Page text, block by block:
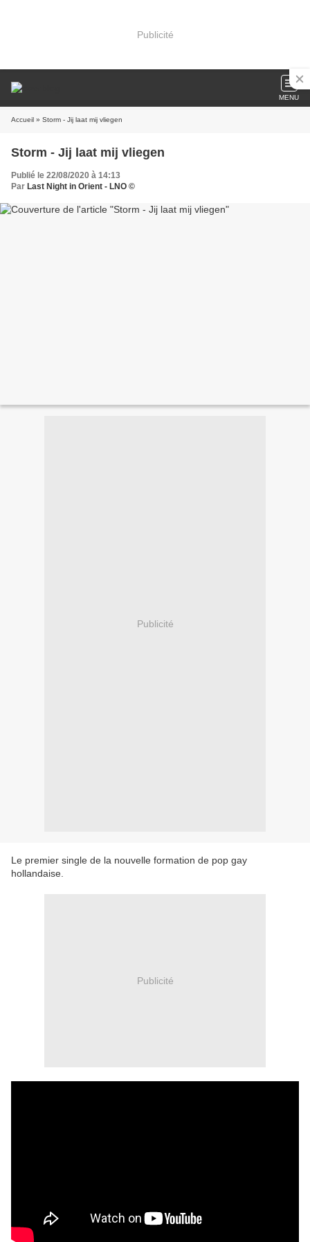
Publicité
MENU
Accueil » Storm - Jij laat mij vliegen
Storm - Jij laat mij vliegen
Publié le 22/08/2020 à 14:13
Par Last Night in Orient - LNO ©
Publicité
Le premier single de la nouvelle formation de pop gay
hollandaise.
Publicité